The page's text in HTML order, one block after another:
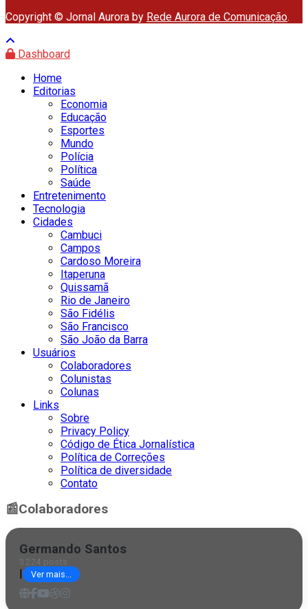
Copyright © Jornal Aurora by Rede Aurora de Comunicação.
Dashboard
Home
Editorias
Economia
Educação
Esportes
Mundo
Polícia
Política
Saúde
Entretenimento
Tecnologia
Cidades
Cambuci
Campos
Cardoso Moreira
Itaperuna
Quissamã
Rio de Janeiro
São Fidélis
São Francisco
São João da Barra
Usuários
Colaboradores
Colunistas
Colunas
Links
Sobre
Privacy Policy
Código de Ética Jornalística
Política de Correções
Política de diversidade
Contato
📰Colaboradores
Germando Santos
3224 posts
| Ver mais...